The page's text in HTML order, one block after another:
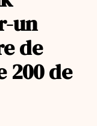
un
de
200 de